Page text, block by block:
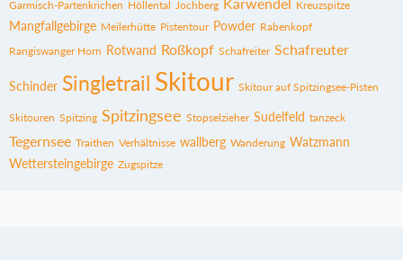
Garmisch-Partenkrichen Höllental Jochberg Kreuzspitze
Mangfallgebirge Meilerhütte Pistentour Powder Rabenkopf
Rangiswanger Horn Rotwand Roßkopf Schafreiter Schafreuter
Schinder Singletrail Skitour Skitour auf Spitzingsee-Pisten
Skitouren Spitzing Spitzingsee Stopselzieher Sudelfeld tanzeck
Tegernsee Traithen Verhältnisse wallberg Wanderung Watzmann
Wettersteingebirge Zugspitze